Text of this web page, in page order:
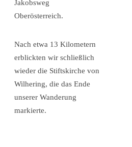
Jakobsweg
Oberösterreich.
Nach etwa 13 Kilometern
erblickten wir schließlich
wieder die Stiftskirche von
Wilhering, die das Ende
unserer Wanderung
markierte.